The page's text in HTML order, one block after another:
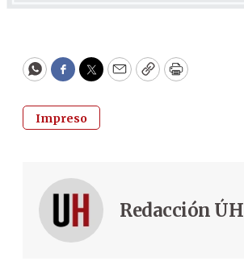
WhatsApp
Facebook
Twitter
EmailCopyPrint
Impreso
Redacción ÚH